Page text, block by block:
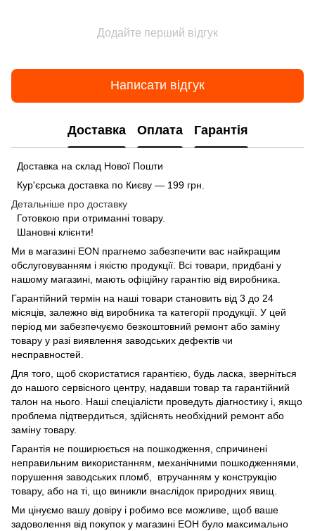
Додайте перший відгук
Написати відгук
Доставка Оплата Гарантія
Доставка на склад Нової Пошти
Кур'єрська доставка по Києву — 199 грн.
Детальніше про доставку
Готовкою при отриманні товару.
Шановні клієнти!
Ми в магазині EON прагнемо забезпечити вас найкращим
обслуговуванням і якістю продукції. Всі товари, придбані у
нашому магазині, мають офіційну гарантію від виробника.
Гарантійний термін на наші товари становить від 3 до 24
місяців, залежно від виробника та категорії продукції. У цей
період ми забезпечуємо безкоштовний ремонт або заміну
товару у разі виявлення заводських дефектів чи
несправностей.
Для того, щоб скористатися гарантією, будь ласка, зверніться
до нашого сервісного центру, надавши товар та гарантійний
талон на нього. Наші спеціалісти проведуть діагностику і, якщо
проблема підтвердиться, здійснять необхідний ремонт або
заміну товару.
Гарантія не поширюється на пошкодження, спричинені
неправильним використанням, механічними пошкодженнями,
порушення заводських пломб, втручанням у конструкцію
товару, або на ті, що виникли внаслідок природних явищ.
Ми цінуємо вашу довіру і робимо все можливе, щоб ваше
задоволення від покупок у магазині ЕОН було максимально